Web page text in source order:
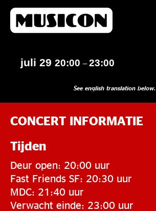
juli 29 20:00 –23:00
See english translation below.
CONCERT INFORMATIE
Tijden
Deur open: 20:00 uur
Fast Friends SF: 20:30 uur
MDC: 21:40 uur
Verwacht einde: 23:00 uur